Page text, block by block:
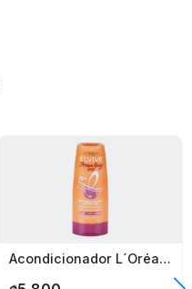
Acondicionador L´oréal Paris Elvive Dream Long Liss 370Ml